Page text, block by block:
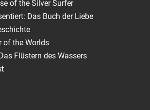
of the Silver Surfer
Das Buch der Liebe
of the Worlds
Flüstern des Wassers